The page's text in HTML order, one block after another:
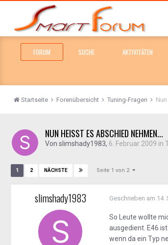
FORUM SUCHE AKTIVITÄTEN
Startseite Forenübersicht Tuning-Fragen
NUN HEISST ES ABSCHIED NEHMEN...
Von slimshady1983, 6. Februar 2009 in
1 2 NÄCHSTE Seite 1 von 2
slimshady1983 Geschrieben am 14.
So Leute wollte
ausgedient. E46
wenn da ein Typ